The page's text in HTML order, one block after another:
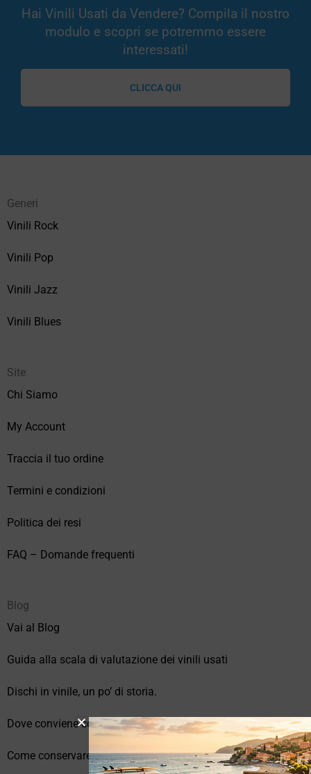
Hai Vinili Usati da Vendere? Compila il nostro
modulo e scopri se potremmo essere
interessati!
CLICCA QUI
Generi
Vinili Rock
Vinili Pop
Vinili Jazz
Vinili Blues
Site
Chi Siamo
My Account
Traccia il tuo ordine
Termini e condizioni
Politica dei resi
FAQ – Domande frequenti
Blog
Vai al Blog
Guida alla scala di valutazione dei vinili usati
Dischi in vinile, un po’ di storia.
Dove conviene comprare vinili online?
Come conservare correttamente i vinili usati